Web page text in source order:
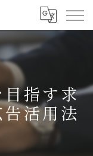
指す求
活用法